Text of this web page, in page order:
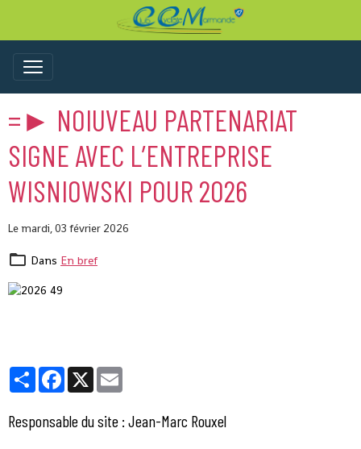
=► NOIUVEAU PARTENARIAT
SIGNE AVEC L’ENTREPRISE
WISNIOWSKI POUR 2026
Le mardi, 03 février 2026
Dans En bref
PartagerFacebook
X
Responsable du site : Jean-Marc Rouxel